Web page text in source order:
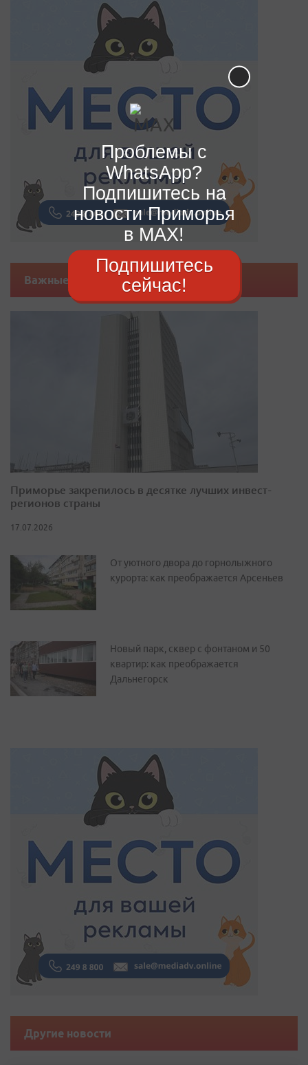
Важные новости
Приморье закрепилось в десятке лучших инвест-
регионов страны
17.07.2026
От уютного двора до горнолыжного
курорта: как преображается Арсеньев
Новый парк, сквер с фонтаном и 50
квартир: как преображается
Дальнегорск
Другие новости
Проблемы с
WhatsApp?
Подпишитесь на
новости Приморья
в MAX!
Подпишитесь
сейчас!